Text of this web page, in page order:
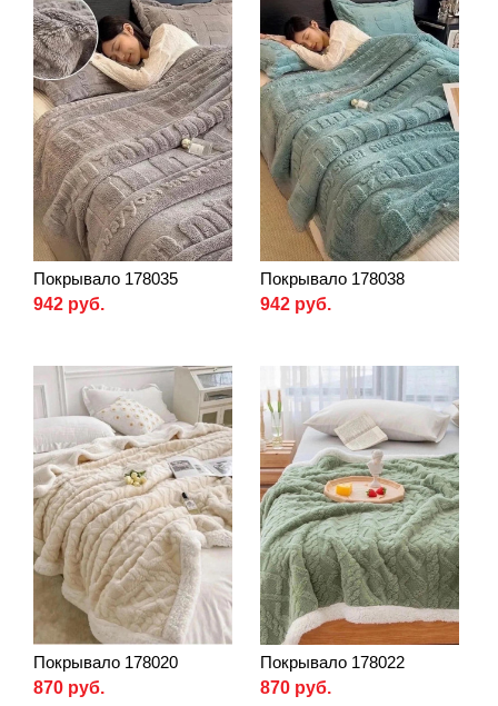
Покрывало 178035
942 руб.
Покрывало 178038
942 руб.
Покрывало 178020
870 руб.
Покрывало 178022
870 руб.